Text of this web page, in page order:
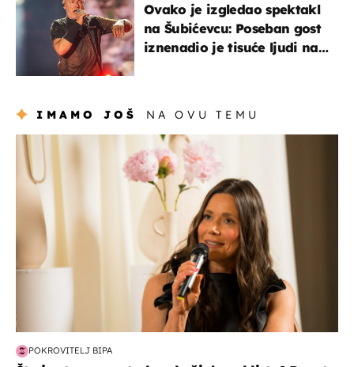
Ovako je izgledao spektakl
na Šubićevcu: Poseban gost
iznenadio je tisuće ljudi na
IMAMO JOŠ NA OVU TEMU
moda & ljepota
POKROVITELJ BIPA